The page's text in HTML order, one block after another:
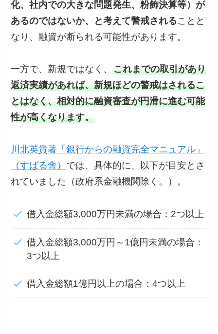
化、社内での大きな問題発生、粉飾決算等）が
あるのではないか、と考えて警戒されることと
なり、融資が断られる可能性があります。
一方で、新規ではなく、これまでの取引があり
返済実績があれば、新規ほどの警戒はされるこ
とはなく、相対的に融資審査が円滑に進む可能
性が高くなります。
川北英貴著「銀行からの融資完全マニュアル」
（すばる舎） では、具体的に、以下が目安とさ
れていました（政府系金融機関除く。）。
借入金総額3,000万円未満の場合：2つ以上
借入金総額3,000万円～1億円未満の場合：
3つ以上
借入金総額1億円以上の場合：4つ以上